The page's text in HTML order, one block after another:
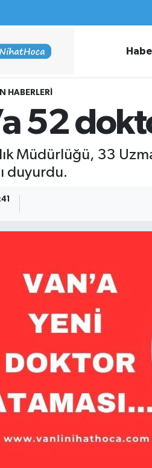
HABERLERI
52
Müdürlüğü, 33
duyurdu.
Haritası